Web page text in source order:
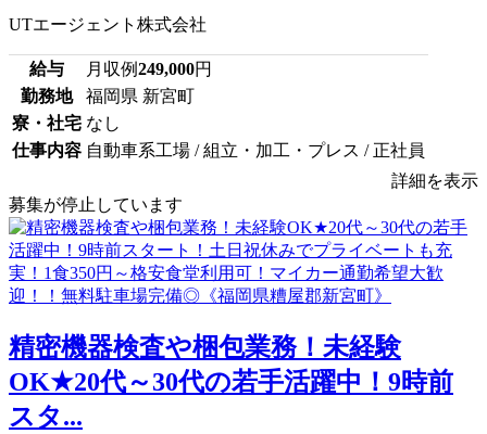
UTエージェント株式会社
給与 月収例249,000円
勤務地
福岡県 新宮町
寮・社宅 なし
仕事内容 自動車系工場 / 組立・加工・プレス / 正社員
詳細を表示
募集が停止しています
精密機器検査や梱包業務！未経験
OK★20代～30代の若手活躍中！9時前
スタ...